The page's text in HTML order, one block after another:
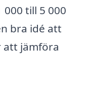
till 5 000
bra idé att
jämföra